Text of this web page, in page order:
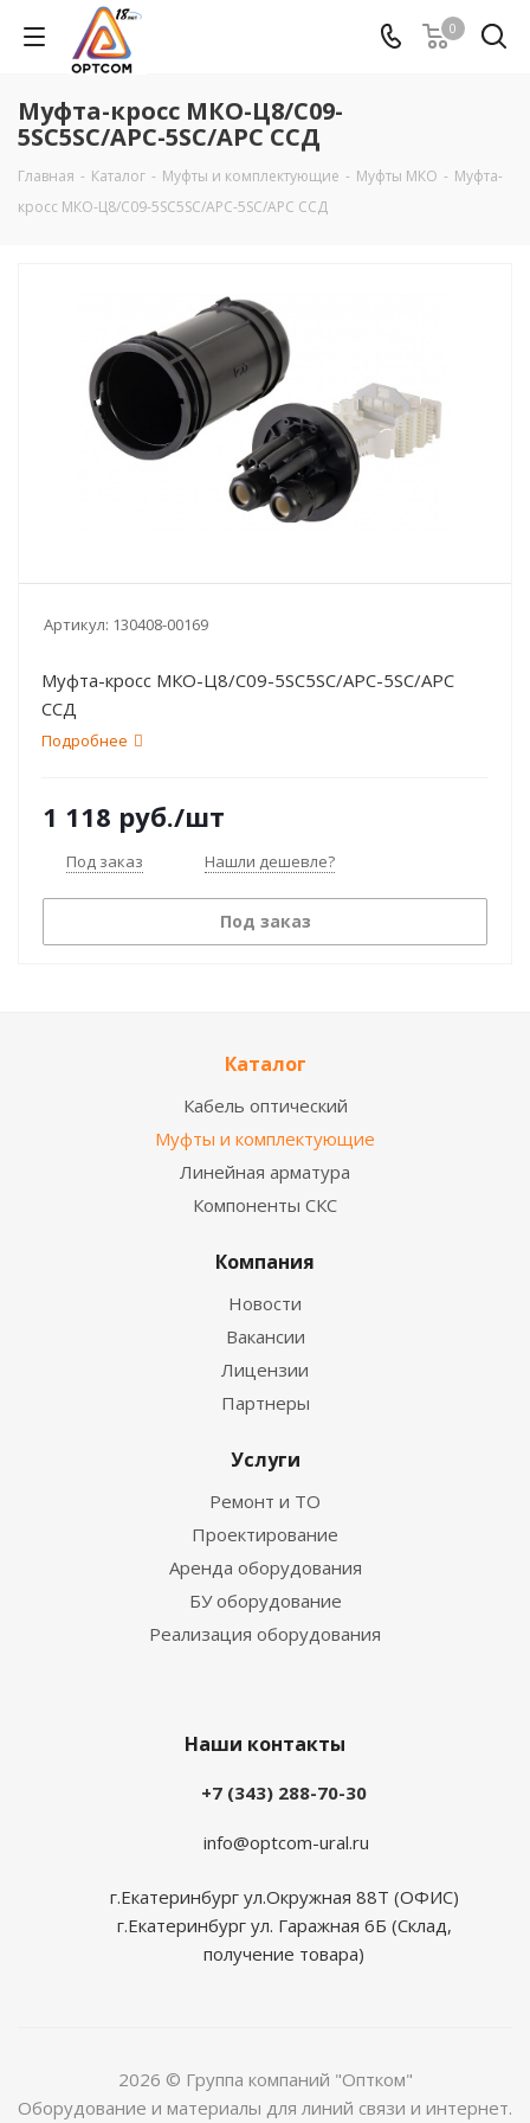
0
Муфта-кросс МКО-Ц8/С09-
5SC5SC/APC-5SC/APC ССД
Главная - Каталог - Муфты и комплектующие - Муфты МКО - Муфта-
кросс МКО-Ц8/С09-5SC5SC/APC-5SC/APC ССД
Артикул: 130408-00169
Муфта-кросс МКО-Ц8/С09-5SC5SC/APC-5SC/APC
ССД
Подробнее
1 118 руб./шт
Под заказ Нашли дешевле?
Под заказ
Каталог
Кабель оптический
Муфты и комплектующие
Линейная арматура
Компоненты СКС
Компания
Новости
Вакансии
Лицензии
Партнеры
Услуги
Ремонт и ТО
Проектирование
Аренда оборудования
БУ оборудование
Реализация оборудования
Наши контакты
+7 (343) 288-70-30
info@optcom-ural.ru
г.Екатеринбург ул.Окружная 88Т (ОФИС)
г.Екатеринбург ул. Гаражная 6Б (Склад,
получение товара)
2026 © Группа компаний "Оптком"
Оборудование и материалы для линий связи и интернет.